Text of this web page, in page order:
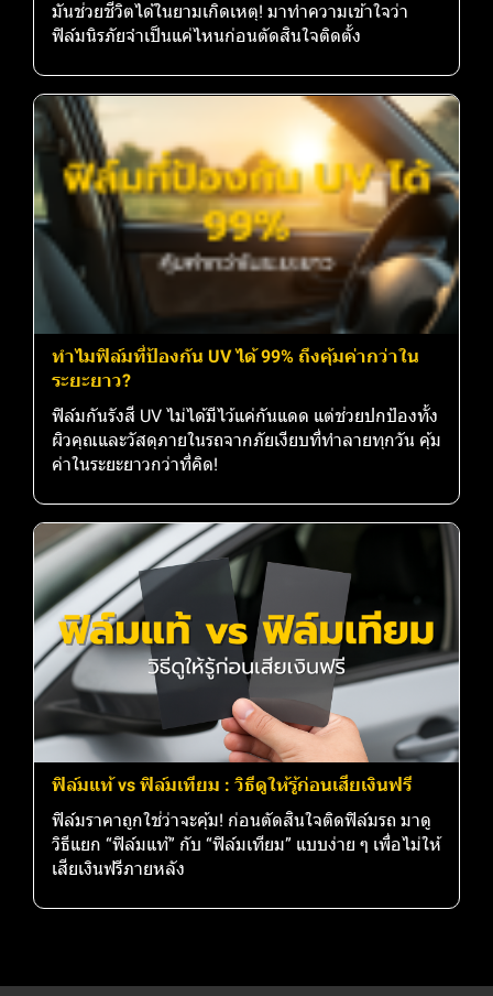
มันช่วยชีวิตได้ในยามเกิดเหตุ! มาทำความเข้าใจว่า
ฟิล์มนิรภัยจำเป็นแค่ไหนก่อนตัดสินใจติดตั้ง
ทำไมฟิล์มที่ป้องกัน UV ได้ 99% ถึงคุ้มค่ากว่าใน
ระยะยาว?
ฟิล์มกันรังสี UV ไม่ได้มีไว้แค่กันแดด แต่ช่วยปกป้องทั้ง
ผิวคุณและวัสดุภายในรถจากภัยเงียบที่ทำลายทุกวัน คุ้ม
ค่าในระยะยาวกว่าที่คิด!
ฟิล์มแท้ vs ฟิล์มเทียม : วิธีดูให้รู้ก่อนเสียเงินฟรี
ฟิล์มราคาถูกใช่ว่าจะคุ้ม! ก่อนตัดสินใจติดฟิล์มรถ มาดู
วิธีแยก “ฟิล์มแท้” กับ “ฟิล์มเทียม” แบบง่าย ๆ เพื่อไม่ให้
เสียเงินฟรีภายหลัง